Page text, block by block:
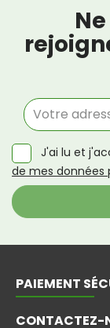
J'ai lu et
de mes données
PAIEMENT
CONTACTEZ-